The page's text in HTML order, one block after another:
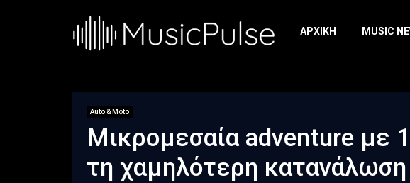
ΑΡΧΙΚΉ MUSIC
Auto & Moto
Μικρομεσαία adventure με
τη χαμηλότερη κατανάλωση